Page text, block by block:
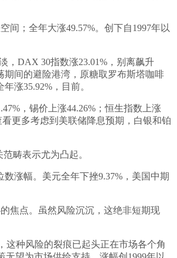
；全年大涨49.57%。创下自1997年以
DAX 30指数涨23.01%，别离飙升
期间的避险港湾，原糖取罗布斯塔咖啡
涨35.92%，目前。
，锡价上涨44.26%；恒生指数上涨
更多考虑到美联储降息预期，白银和铂
畴表示尤为凸起。
涨幅。美元全年下挫9.37%，美国中期
焦点。虽然风险沉沉，这绝非短期现
种风险的裂痕已起头正在市场各个角